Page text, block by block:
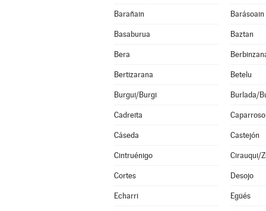
Barañain Barásoain
Basaburua Baztan
Bera
Bertizarana Betelu
Burgui/Burgi Burlada/
Cadreita Caparroso
Cáseda Castejón
Cintruénigo Cirauqui/
Cortes Desojo
Echarri Egüés